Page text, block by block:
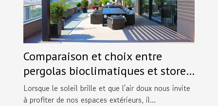
Comparaison et choix entre
pergolas bioclimatiques et stores
extérieurs
Lorsque le soleil brille et que l'air doux nous invite
à profiter de nos espaces extérieurs, il...